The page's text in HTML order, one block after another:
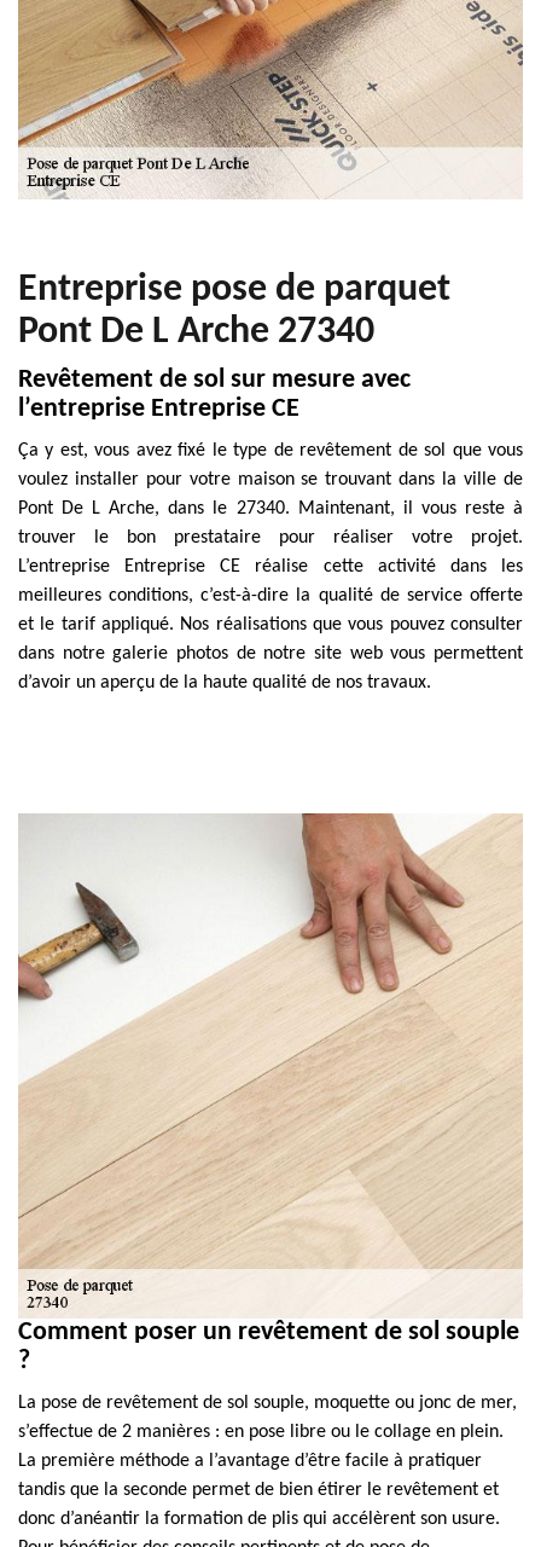
Entreprise pose de parquet
Pont De L Arche 27340
Revêtement de sol sur mesure avec
l’entreprise Entreprise CE
Ça y est, vous avez fixé le type de revêtement de sol que vous
voulez installer pour votre maison se trouvant dans la ville de
Pont De L Arche, dans le 27340. Maintenant, il vous reste à
trouver le bon prestataire pour réaliser votre projet.
L’entreprise Entreprise CE réalise cette activité dans les
meilleures conditions, c’est-à-dire la qualité de service offerte
et le tarif appliqué. Nos réalisations que vous pouvez consulter
dans notre galerie photos de notre site web vous permettent
d’avoir un aperçu de la haute qualité de nos travaux.
Comment poser un revêtement de sol souple
?
La pose de revêtement de sol souple, moquette ou jonc de mer,
s’effectue de 2 manières : en pose libre ou le collage en plein.
La première méthode a l’avantage d’être facile à pratiquer
tandis que la seconde permet de bien étirer le revêtement et
donc d’anéantir la formation de plis qui accélèrent son usure.